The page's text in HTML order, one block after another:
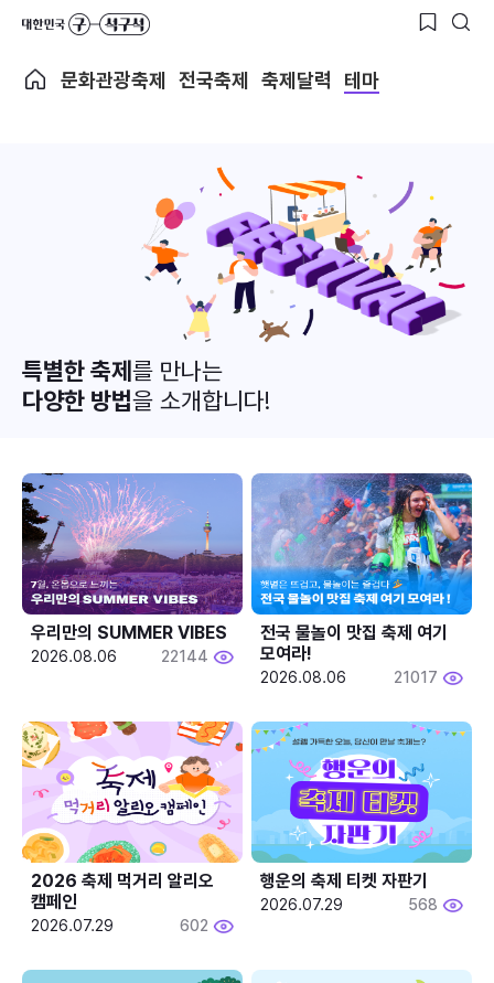
문화관광축제 전국축제 축제달력 테마
특별한 축제를 만나는
다양한 방법을 소개합니다!
우리만의 SUMMER VIBES
2026.08.06 22144
전국 물놀이 맛집 축제 여기
모여라!
2026.08.06 21017
2026 축제 먹거리 알리오
캠페인
2026.07.29 602
행운의 축제 티켓 자판기
2026.07.29 568